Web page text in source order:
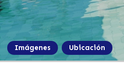
Imágenes Ubicación